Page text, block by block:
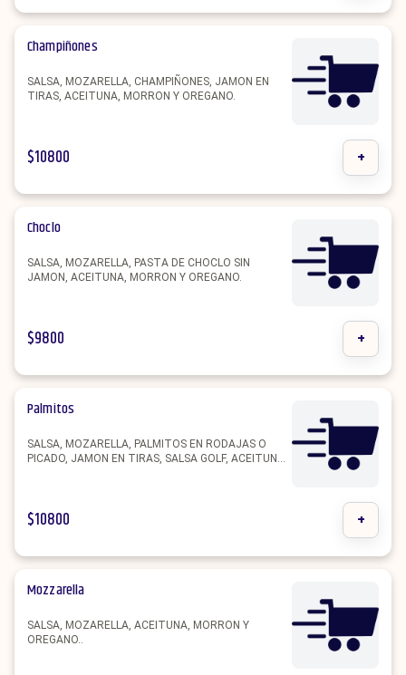
Champiñones
SALSA, MOZARELLA, CHAMPIÑONES, JAMON EN
TIRAS, ACEITUNA, MORRON Y OREGANO.
$10800 +
Choclo
SALSA, MOZARELLA, PASTA DE CHOCLO SIN
JAMON, ACEITUNA, MORRON Y OREGANO.
$9800 +
Palmitos
SALSA, MOZARELLA, PALMITOS EN RODAJAS O
PICADO, JAMON EN TIRAS, SALSA GOLF, ACEITUNA,
$10800 +
Mozzarella
SALSA, MOZARELLA, ACEITUNA, MORRON Y
OREGANO..